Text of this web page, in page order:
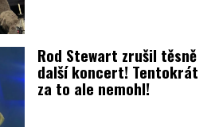
Rod Stewart zrušil těsně
další koncert! Tentokrát
za to ale nemohl!